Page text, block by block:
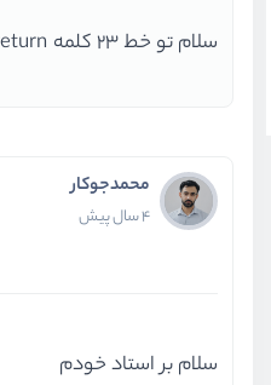
سلام تو خط 23 کلمه return رو استفاده نکردی
محمدجوکار
4 سال پیش
سلام بر استاد خودم